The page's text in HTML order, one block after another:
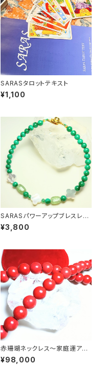
SARASタロットテキスト
¥1,100
SARASパワーアップブレスレッ
ト
¥3,800
赤珊瑚ネックレス〜家庭運アッ
プ・交通安全〜
¥98,000